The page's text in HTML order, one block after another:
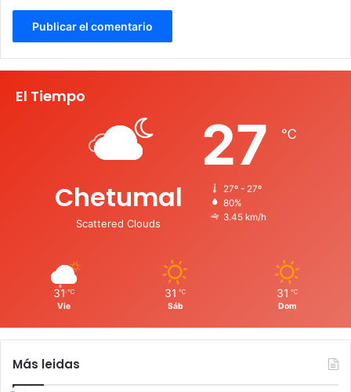
El Tiempo
Chetumal
Scattered Clouds
27 ℃
27º - 27º
80%
3.45 km/h
31 ℃
Vie
31 ℃
Sáb
31 ℃
Dom
Más leidas